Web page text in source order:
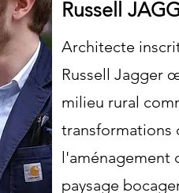
Russell
Architecte
Russell Jagger
milieu rural
transformations
l'aménagement
paysage